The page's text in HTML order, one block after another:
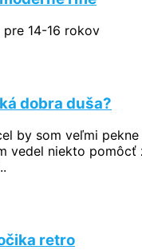
14-16 rokov
dobra duša?
by som veľmi
vedel niekto pomôcť
retro